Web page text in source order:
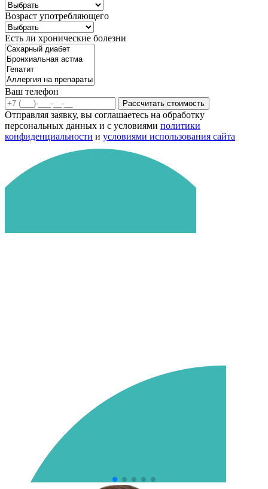
Возраст употребляющего
Есть ли хронические болезни
Ваш телефон
Рассчитать стоимость
Отправляя заявку, вы соглашаетесь на обработку
персональных данных и с условиями политики
конфиденциальности и условиями использования сайта